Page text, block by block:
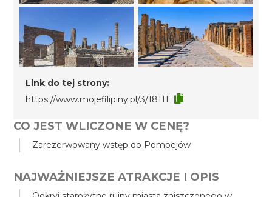
Link do tej strony:
https://www.mojefilipiny.pl/3/18111
CO JEST WLICZONE W CENĘ?
Zarezerwowany wstęp do Pompejów
NAJWAŻNIEJSZE ATRAKCJE I OPIS